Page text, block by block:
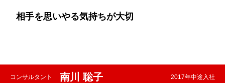
相手を思いやる気持ちが大切
コンサルタント 南川 聡子 2017年中途入社